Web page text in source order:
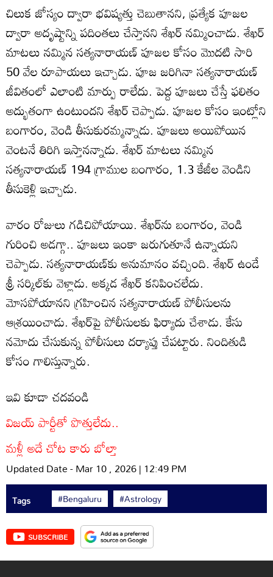
చిలుక జోస్యం ద్వారా భవిష్యత్తు చెబుతానని, ప్రత్యేక పూజల
ద్వారా అదృష్టాన్ని పదింతలు చేస్తానని శేఖర్ నమ్మించాడు. శేఖర్
మాటలు నమ్మిన సత్యనారాయణ్ పూజల కోసం మొదటి సారి
50 వేల రూపాయలు ఇచ్చాడు. పూజ జరిగినా సత్యనారాయణ్
జీవితంలో ఎలాంటి మార్పు రాలేదు. పెద్ద పూజలు చేస్తే ఫలితం
అద్భుతంగా ఉంటుందని శేఖర్ చెప్పాడు. పూజల కోసం ఇంట్లోని
బంగారం, వెండి తీసుకురమ్మన్నాడు. పూజలు అయిపోయిన
వెంటనే తిరిగి ఇస్తానన్నాడు. శేఖర్ మాటలు నమ్మిన
సత్యనారాయణ్ 194 గ్రాముల బంగారం, 1.3 కేజీల వెండిని
తీసుకెళ్లి ఇచ్చాడు.
వారం రోజులు గడిచిపోయాయి. శేఖర్‌ను బంగారం, వెండి
గురించి అడగ్గా.. పూజలు ఇంకా జరుగుతూనే ఉన్నాయని
చెప్పాడు. సత్యనారాయణ్‌కు అనుమానం వచ్చింది. శేఖర్ ఉండే
శ్రీ సర్కిల్‌కు వెళ్లాడు. అక్కడ శేఖర్ కనిపించలేదు.
మోసపోయానని గ్రహించిన సత్యనారాయణ్ పోలీసులను
ఆశ్రయించాడు. శేఖర్‌పై పోలీసులకు ఫిర్యాదు చేశాడు. కేసు
నమోదు చేసుకున్న పోలీసులు దర్యాప్తు చేపట్టారు. నిందితుడి
కోసం గాలిస్తున్నారు.
ఇవి కూడా చదవండి
విజయ్‌ పార్టీతో పొత్తులేదు..
మళ్లీ అదే చోట కారు బోల్తా
Updated Date - Mar 10 , 2026 | 12:49 PM
Tags #Bengaluru #Astrology
SUBSCRIBE